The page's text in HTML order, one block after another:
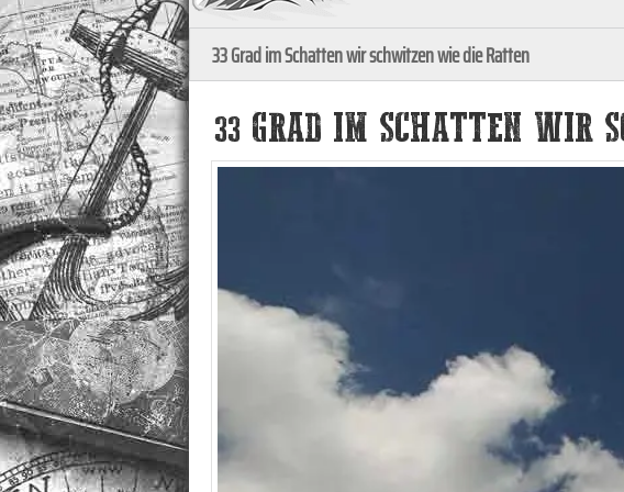
33 Grad im Schatten wir schwitzen wie die Ratten
33 GRAD IM SCHATTEN WIR